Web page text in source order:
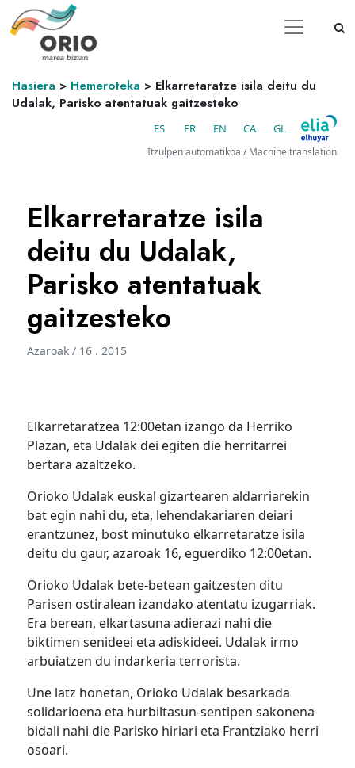
Hasiera > Hemeroteka > Elkarretaratze isila deitu du
Udalak, Parisko atentatuak gaitzesteko
ES FR EN CA GL
Itzulpen automatikoa / Machine translation
Elkarretaratze isila
deitu du Udalak,
Parisko atentatuak
gaitzesteko
Azaroak / 16 . 2015
Elkarretaratzea 12:00etan izango da Herriko
Plazan, eta Udalak dei egiten die herritarrei
bertara azaltzeko.
Orioko Udalak euskal gizartearen aldarriarekin
bat egin nahi du, eta, lehendakariaren deiari
erantzunez, bost minutuko elkarretaratze isila
deitu du gaur, azaroak 16, eguerdiko 12:00etan.
Orioko Udalak bete-betean gaitzesten ditu
Parisen ostiralean izandako atentatu izugarriak.
Era berean, elkartasuna adierazi nahi die
biktimen senideei eta adiskideei. Udalak irmo
arbuiatzen du indarkeria terrorista.
Une latz honetan, Orioko Udalak besarkada
solidarioena eta hurbiltasun-sentipen sakonena
bidali nahi die Parisko hiriari eta Frantziako herri
osoari.